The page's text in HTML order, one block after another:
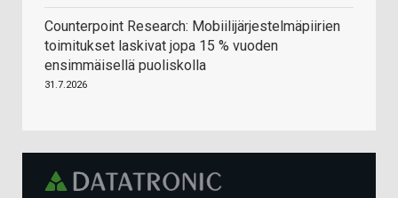
Counterpoint Research: Mobiilijärjestelmäpiirien
toimitukset laskivat jopa 15 % vuoden
ensimmäisellä puoliskolla
31.7.2026